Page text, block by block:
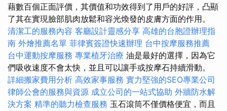
藉數百個正面評價，其價值和功效得到了用戶的好評，凸顯
了其在實現臉部肌肉放鬆和容光煥發的皮膚方面的作用。
清潔工的服務內容 客廳設計靈感分享 高雄的台胞證辦理指
南 外燴推薦名單 菲律賓簽證快速辦理 台中按摩服務推薦
台中運動按摩服務 專業植牙治療 油是最好的選擇，因為它
們吸收速度不會太快，並且可以讓手或按摩石持續滑動。
詳細搬家費用分析 高效家事服務 實力堅強的SEO專業公司
律師公會的服務與資源 成立公司的一站式協助 外牆防水解
決方案 精準的聽力檢查服務 玉石滾筒不僅價格便宜，而且